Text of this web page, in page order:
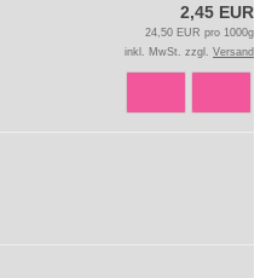
2,45 EUR
24,50 EUR pro 1000g
inkl. MwSt. zzgl. Versand